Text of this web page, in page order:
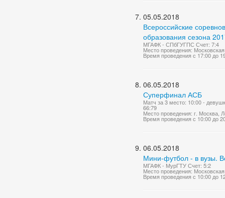
05.05.2018
Всероссийские
образования сезона
МГАФК - СПбГУГПС Счет: 7:4
Место проведения:
Время проведения с 17:00 до
06.05.2018
Суперфинал АСБ
Матч за 3 место: 10:00 -
66:79
Место проведения: г. Москва,
Время проведения с 10:00 до
06.05.2018
Мини-футбол - в вузы.
МГАФК - МурГТУ Счет: 5:2
Место проведения:
Время проведения с 10:00 до